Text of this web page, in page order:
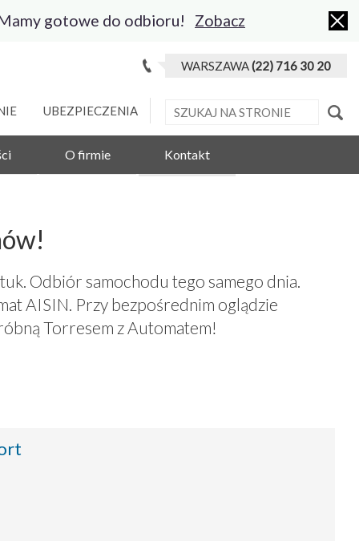
gotowe do odbioru! Zobacz
WARSZAWA(22) 716 30 20
UBEZPIECZENIA
O firmie Kontakt
Odbiór samochodu tego samego dnia.
AISIN. Przy bezpośrednim oglądzie
Torresem z Automatem!